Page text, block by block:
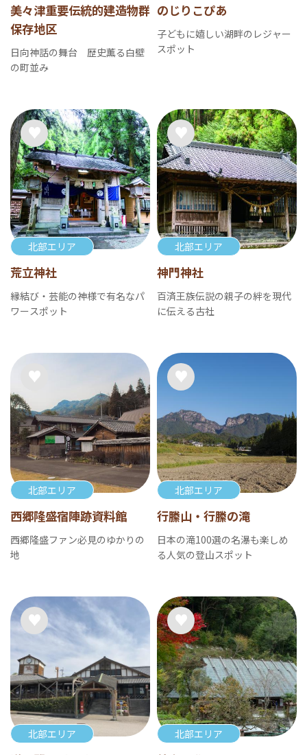
美々津重要伝統的建造物群
保存地区
日向神話の舞台 歴史薫る白壁
の町並み
のじりこぴあ
子どもに嬉しい湖畔のレジャー
スポット
北部エリア
荒立神社
縁結び・芸能の神様で有名なパ
ワースポット
北部エリア
神門神社
百済王族伝説の親子の絆を現代
に伝える古社
北部エリア
西郷隆盛宿陣跡資料館
西郷隆盛ファン必見のゆかりの
地
北部エリア
行縢山・行縢の滝
日本の滝100選の名瀑も楽しめ
る人気の登山スポット
北部エリア 北部エリア